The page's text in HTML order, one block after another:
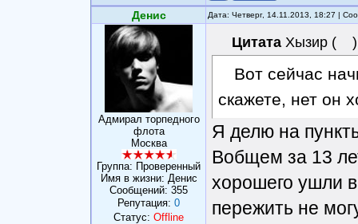
Денис Дата: Четверг, 14.11.2013, 18:27 |
Адмирал торпедного
флота
Москва
Группа: Проверенный
Имя в жизни: Денис
Сообщений: 355
Репутация: 0
Статус: Offline
Цитата Хызир ( )
Вот сейчас
скажете, нет он
Я делю на
Вобщем за 13
хорошего ушли
пережить не